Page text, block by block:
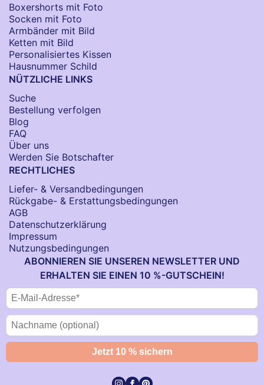
Boxershorts mit Foto
Socken​ mit Foto
Armbänder mit Bild​
Ketten mit Bild
Personalisiertes Kissen
Hausnummer Schild
NÜTZLICHE LINKS
Suche
Bestellung verfolgen
Blog
FAQ
Über uns
Werden Sie Botschafter
RECHTLICHES
Liefer- & Versandbedingungen
Rückgabe- & Erstattungsbedingungen
AGB
Datenschutzerklärung
Impressum
Nutzungsbedingungen
ABONNIEREN SIE UNSEREN NEWSLETTER UND
ERHALTEN SIE EINEN 10 %-GUTSCHEIN!